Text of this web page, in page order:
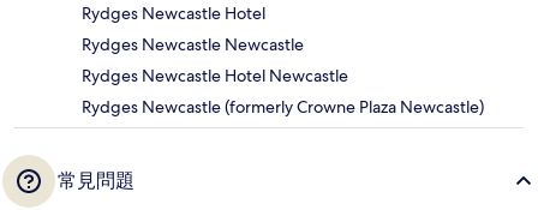
Rydges Newcastle Hotel
Rydges Newcastle Newcastle
Rydges Newcastle Hotel Newcastle
Rydges Newcastle (formerly Crowne Plaza Newcastle)
常見問題